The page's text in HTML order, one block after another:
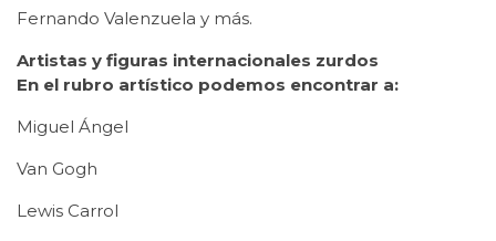
Fernando Valenzuela y más.
Artistas y figuras internacionales zurdos
En el rubro artístico podemos encontrar a:
Miguel Ángel
Van Gogh
Lewis Carrol